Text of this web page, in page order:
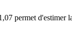
permet d'estimer